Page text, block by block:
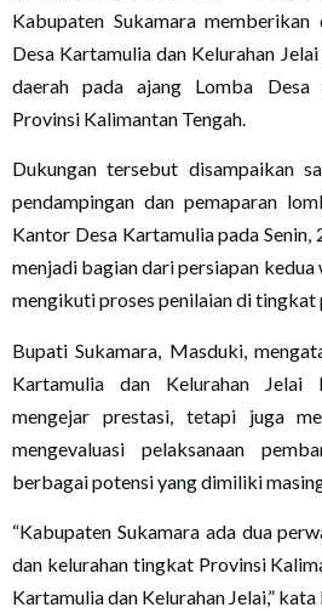
Kabupaten Sukamara memberikan
Desa Kartamulia dan Kelurahan
daerah pada ajang Lomba Desa
Provinsi Kalimantan Tengah.
Dukungan tersebut disampaikan
pendampingan dan pemaparan
Kantor Desa Kartamulia pada Senin,
menjadi bagian dari persiapan
mengikuti proses penilaian di tingkat
Bupati Sukamara, Masduki,
Kartamulia dan Kelurahan Jelai
mengejar prestasi, tetapi juga
mengevaluasi pelaksanaan
berbagai potensi yang dimiliki
“Kabupaten Sukamara ada dua
dan kelurahan tingkat Provinsi
Kartamulia dan Kelurahan Jelai,”